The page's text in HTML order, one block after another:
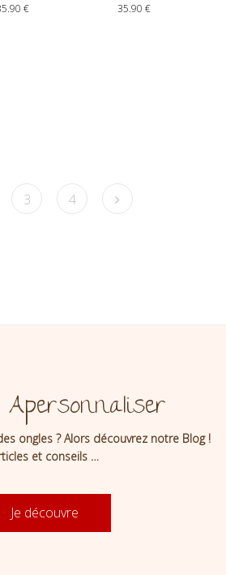
€ 35.90 €
3 4
ongles ? Alors découvrez notre Blog !
et conseils …
Je découvre